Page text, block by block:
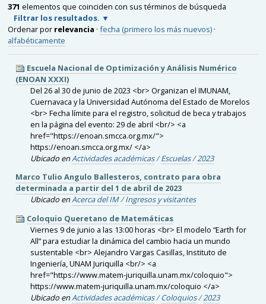
371 elementos que coinciden con sus términos de búsqueda
Filtrar los resultados.
Ordenar por relevancia · fecha (primero los más nuevos) ·
alfabéticamente
Escuela Nacional de Optimización y Análisis Numérico
(ENOAN XXXI)
Del 26 al 30 de junio de 2023 <br> Organizan el IMUNAM,
Cuernavaca y la Universidad Autónoma del Estado de Morelos
<br> Fecha límite para el registro, solicitud de beca y trabajos
en la página del evento: 29 de abril <br/> <a
href="https://enoan.smcca.org.mx/">
https://enoan.smcca.org.mx/ </a>
Ubicado en Actividades académicas/Escuelas/2023
Marco Tulio Angulo Ballesteros, contrato para obra
determinada a partir del 1 de abril de 2023
Ubicado enAcerca del IM/Ingresos y visitantes
Coloquio Queretano de Matemáticas
Viernes 9 de junio a las 13:00 horas <br> El modelo “Earth for
All” para estudiar la dinámica del cambio hacia un mundo
sustentable <br> Alejandro Vargas Casillas, Instituto de
Ingeniería, UNAM Juriquilla <br/> <a
href="https://www.matem-juriquilla.unam.mx/coloquio">
https://www.matem-juriquilla.unam.mx/coloquio </a>
Ubicado enActividades académicas/Coloquios/2023